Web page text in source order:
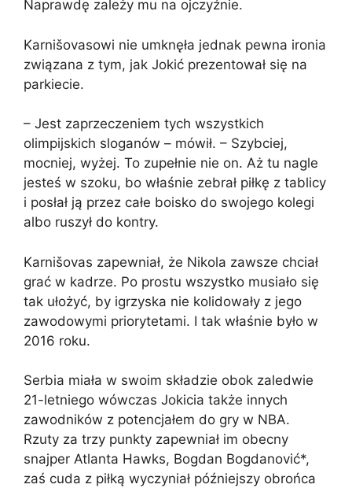
Naprawdę zależy mu na ojczyźnie.
Karnišovasowi nie umknęła jednak pewna ironia
związana z tym, jak Jokić prezentował się na
parkiecie.
– Jest zaprzeczeniem tych wszystkich
olimpijskich sloganów – mówił. – Szybciej,
mocniej, wyżej. To zupełnie nie on. Aż tu nagle
jesteś w szoku, bo właśnie zebrał piłkę z tablicy
i posłał ją przez całe boisko do swojego kolegi
albo ruszył do kontry.
Karnišovas zapewniał, że Nikola zawsze chciał
grać w kadrze. Po prostu wszystko musiało się
tak ułożyć, by igrzyska nie kolidowały z jego
zawodowymi priorytetami. I tak właśnie było w
2016 roku.
Serbia miała w swoim składzie obok zaledwie
21-letniego wówczas Jokicia także innych
zawodników z potencjałem do gry w NBA.
Rzuty za trzy punkty zapewniał im obecny
snajper Atlanta Hawks, Bogdan Bogdanović*,
zaś cuda z piłką wyczyniał późniejszy obrońca